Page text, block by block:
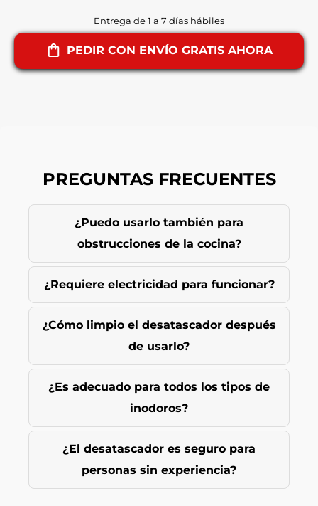
Entrega de 1 a 7 días hábiles
PEDIR CON ENVÍO GRATIS AHORA
PREGUNTAS FRECUENTES
¿Puedo usarlo también para
obstrucciones de la cocina?
¿Requiere electricidad para funcionar?
¿Cómo limpio el desatascador después
de usarlo?
¿Es adecuado para todos los tipos de
inodoros?
¿El desatascador es seguro para
personas sin experiencia?